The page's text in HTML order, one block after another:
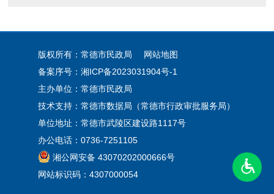
版权所有：常德市民政局
网站地图
备案序号： 湘ICP备2023031904号-1
主办单位：常德市民政局
技术支持：常德市数据局（常德市行政审批服务局）
单位地址：常德市武陵区建设路1117号
办公电话：0736-7251105
湘公网安备 43070202000666号
网站标识码：4307000054